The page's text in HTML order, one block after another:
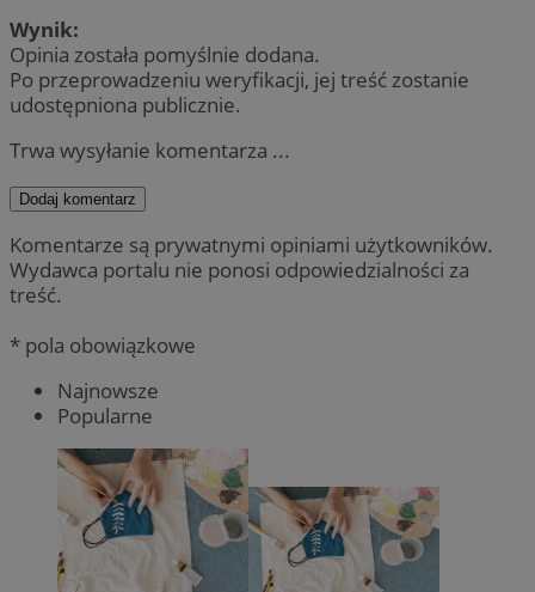
Wynik:
Opinia została pomyślnie dodana.
Po przeprowadzeniu weryfikacji, jej treść zostanie
udostępniona publicznie.
Trwa wysyłanie komentarza ...
Dodaj komentarz
Komentarze są prywatnymi opiniami użytkowników.
Wydawca portalu nie ponosi odpowiedzialności za
treść.
* pola obowiązkowe
Najnowsze
Popularne